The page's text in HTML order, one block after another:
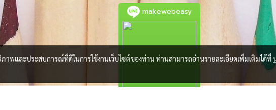
makewebeasy
าพและประสบการณ์ที่ดีในการใช้งานเว็บไซต์ของท่าน ท่านสามารถอ่านรายละเอียดเพิ่มเติมได้ที่